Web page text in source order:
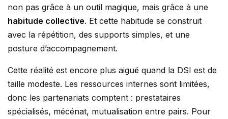
non pas grâce à un outil magique, mais grâce à une
habitude collective. Et cette habitude se construit
avec la répétition, des supports simples, et une
posture d’accompagnement.
Cette réalité est encore plus aiguë quand la DSI est de
taille modeste. Les ressources internes sont limitées,
donc les partenariats comptent : prestataires
spécialisés, mécénat, mutualisation entre pairs. Pour